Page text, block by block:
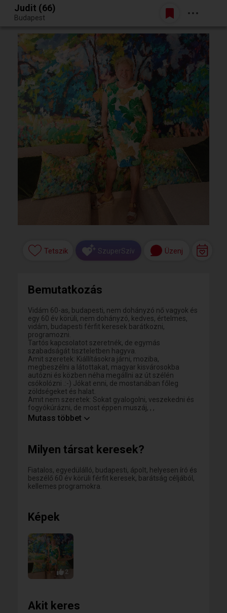
Egy jó randiból bármi lehet.
Belépés
Judit (66)
Budapest
Tetszik SzuperSzív Üzenj
Bemutatkozás
Vidám 60-as, budapesti, nem dohányzó nő vagyok és
egy 60 év körüli, nem dohányzó, kedves, értelmes,
vidám, budapesti férfit keresek barátkozni,
programozni.
Tartós kapcsolatot szeretnék, de egymás
szabadságát tiszteletben hagyva.
Amit szeretek: Kiállításokra járni, moziba,
megbeszélni a látottakat, magyar kisvárosokba
autózni és közben néha megállni az út szélén
csókolózni .:-) Jókat enni, de mostanában főleg
zöldségeket és halat.
Amit nem szeretek: Sokat gyalogolni, veszekedni és
fogyókúrázni, de most éppen muszáj, , ,
Na ez egy kis szelet belőlem!
Mutass többet
Milyen társat keresek?
Fiatalos, egyedülálló, budapesti, ápolt, helyesen író és
beszélő 60 év körüli férfit keresek, barátság céljából,
kellemes programokra.
Képek
2
Akit keres